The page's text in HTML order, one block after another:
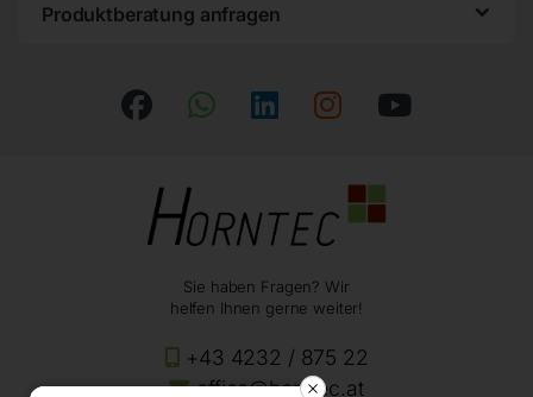
Produktberatung anfragen
Sie haben Fragen? Wir
helfen Ihnen gerne weiter!
+43 4232 / 875 22
office@horntec.at